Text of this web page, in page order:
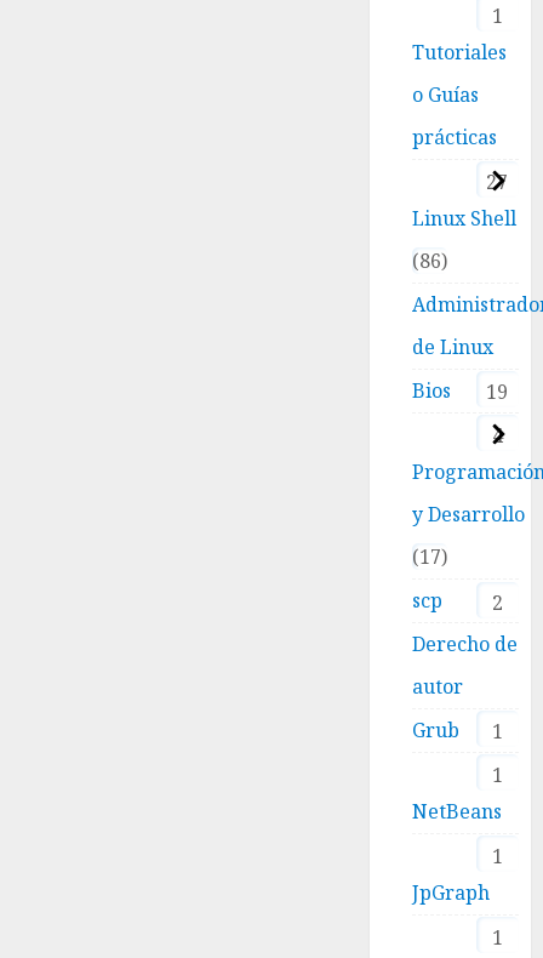
1
Tutoriales
o Guías
prácticas
27
Linux Shell
86
de Linux
19
Bios
4
y Desarrollo
17
scp
2
Derecho de
autor
1
Grub
1
NetBeans
1
JpGraph
1